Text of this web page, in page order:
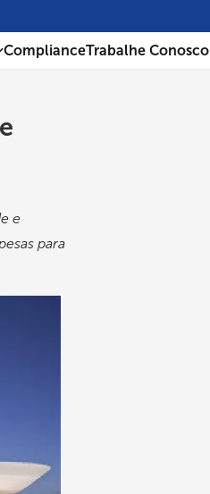
ComplianceTrabalhe Conosco
e
para